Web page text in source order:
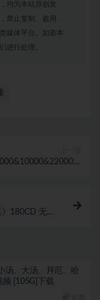
均为本站原创发
禁止复制、盗用、
媒体平台。如若本
进行处理。
》
》180CD 无
汤、大汤、拜厄、哈
频 [105G]下载